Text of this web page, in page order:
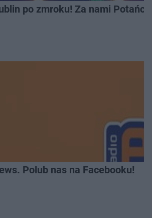
po zmroku! Za nami
Polub nas na Facebooku!